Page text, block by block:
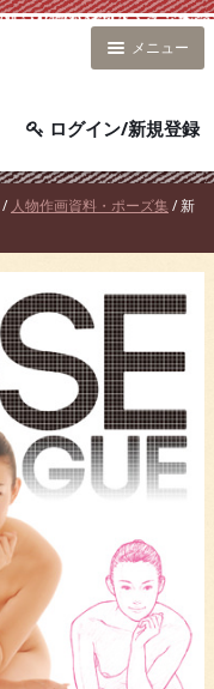
ログイン/新規登録
メニュー
/ 人物作画資料・ポーズ集 / 新